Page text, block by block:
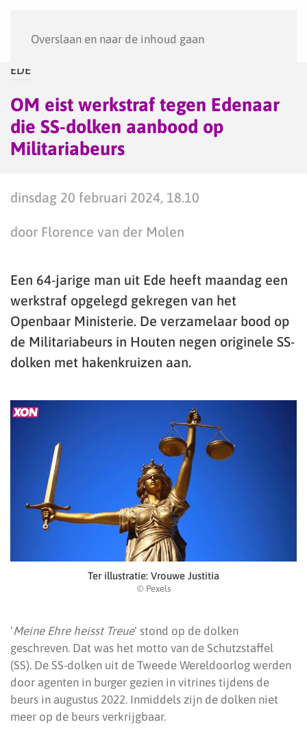
Overslaan en naar de inhoud gaan
EDE
OM eist werkstraf tegen Edenaar
die SS-dolken aanbood op
Militariabeurs
dinsdag 20 februari 2024, 18.10
door Florence van der Molen
Een 64-jarige man uit Ede heeft maandag een
werkstraf opgelegd gekregen van het
Openbaar Ministerie. De verzamelaar bood op
de Militariabeurs in Houten negen originele SS-
dolken met hakenkruizen aan.
Ter illustratie: Vrouwe Justitia
© Pexels
‘Meine Ehre heisst Treue‘ stond op de dolken
geschreven. Dat was het motto van de Schutzstaffel
(SS). De SS-dolken uit de Tweede Wereldoorlog werden
door agenten in burger gezien in vitrines tijdens de
beurs in augustus 2022. Inmiddels zijn de dolken niet
meer op de beurs verkrijgbaar.